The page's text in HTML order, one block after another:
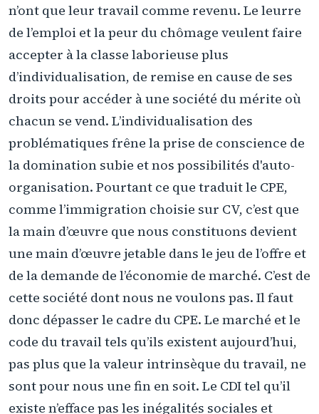
n’ont que leur travail comme revenu. Le leurre
de l’emploi et la peur du chômage veulent faire
accepter à la classe laborieuse plus
d’individualisation, de remise en cause de ses
droits pour accéder à une société du mérite où
chacun se vend. L’individualisation des
problématiques frêne la prise de conscience de
la domination subie et nos possibilités d'auto-
organisation. Pourtant ce que traduit le CPE,
comme l’immigration choisie sur CV, c’est que
la main d’œuvre que nous constituons devient
une main d’œuvre jetable dans le jeu de l’offre et
de la demande de l’économie de marché. C’est de
cette société dont nous ne voulons pas. Il faut
donc dépasser le cadre du CPE. Le marché et le
code du travail tels qu’ils existent aujourd’hui,
pas plus que la valeur intrinsèque du travail, ne
sont pour nous une fin en soit. Le CDI tel qu’il
existe n’efface pas les inégalités sociales et